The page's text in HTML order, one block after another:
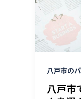
八戸市の
八戸市